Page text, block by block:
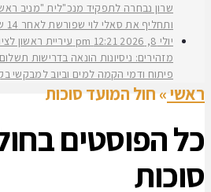
שרון נבחרה לתפקיד מנכ"לית "מניב
ותחליף את סאלי לוי שפורשת לאחר 14 שנים בתפקיד
יולי 8, 2026
12:21 pm
עיריית ראשון
מזהירים: ניסיונות הונאה בדרישות
פיתוח ודמי הקמה למים וביוב למבקשי
ראשי» חול המועד סוכות
כל הפוסטים ב
סוכות